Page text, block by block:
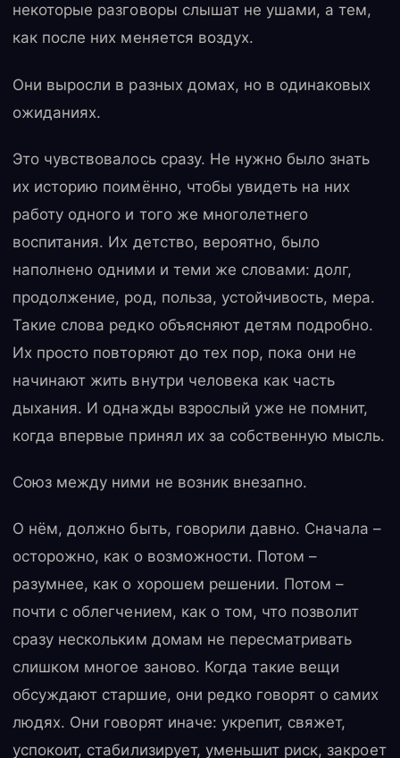
некоторые разговоры слышат не ушами, а тем,
как после них меняется воздух.
Они выросли в разных домах, но в одинаковых
ожиданиях.
Это чувствовалось сразу. Не нужно было знать
их историю поимённо, чтобы увидеть на них
работу одного и того же многолетнего
воспитания. Их детство, вероятно, было
наполнено одними и теми же словами: долг,
продолжение, род, польза, устойчивость, мера.
Такие слова редко объясняют детям подробно.
Их просто повторяют до тех пор, пока они не
начинают жить внутри человека как часть
дыхания. И однажды взрослый уже не помнит,
когда впервые принял их за собственную мысль.
Союз между ними не возник внезапно.
О нём, должно быть, говорили давно. Сначала –
осторожно, как о возможности. Потом –
разумнее, как о хорошем решении. Потом –
почти с облегчением, как о том, что позволит
сразу нескольким домам не пересматривать
слишком многое заново. Когда такие вещи
обсуждают старшие, они редко говорят о самих
людях. Они говорят иначе: укрепит, свяжет,
успокоит, стабилизирует, уменьшит риск, закроет